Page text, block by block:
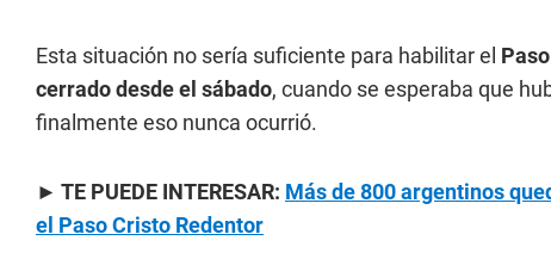
Esta situación no sería suficiente para habilitar el
cerrado desde el sábado, cuando se esperaba que
finalmente eso nunca ocurrió.
► TE PUEDE INTERESAR: Más de 800 argentinos
el Paso Cristo Redentor